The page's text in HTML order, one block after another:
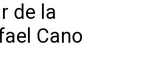
de la
Cano